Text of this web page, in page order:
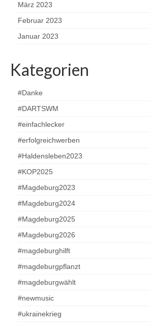
März 2023
Februar 2023
Januar 2023
Kategorien
#Danke
#DARTSWM
#einfachlecker
#erfolgreichwerben
#Haldensleben2023
#KOP2025
#Magdeburg2023
#Magdeburg2024
#Magdeburg2025
#Magdeburg2026
#magdeburghilft
#magdeburgpflanzt
#magdeburgwählt
#newmusic
#ukrainekrieg